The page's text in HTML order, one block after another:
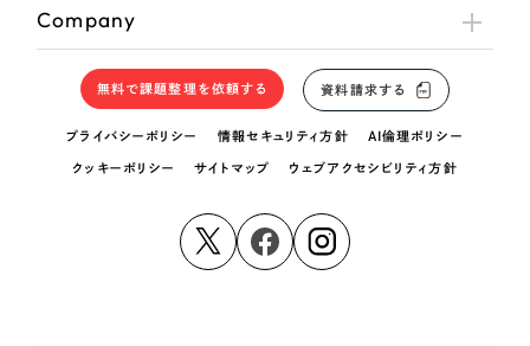
Company
無料で課題整理を依頼する 資料請求する
プライバシーポリシー 情報セキュリティ方針 AI倫理ポリシー
クッキーポリシー サイトマップ ウェブアクセシビリティ方針